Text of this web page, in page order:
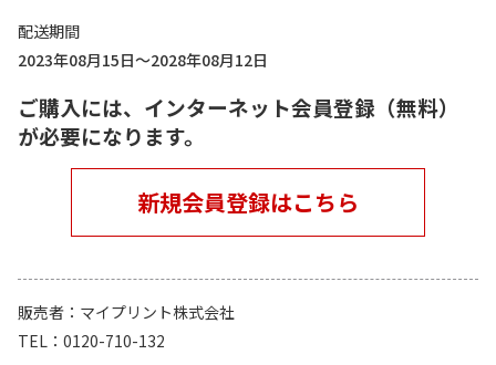
配送期間
2023年08月15日～2028年08月12日
ご購入には、インターネット会員登録（無料）
が必要になります。
新規会員登録はこちら
販売者
マイプリント株式会社
TEL
0120-710-132